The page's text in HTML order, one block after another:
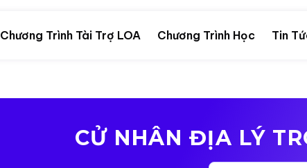
Chương Trình Tài Trợ LOA Chương Trình Học Tin
CỬ NHÂN ĐỊA LÝ